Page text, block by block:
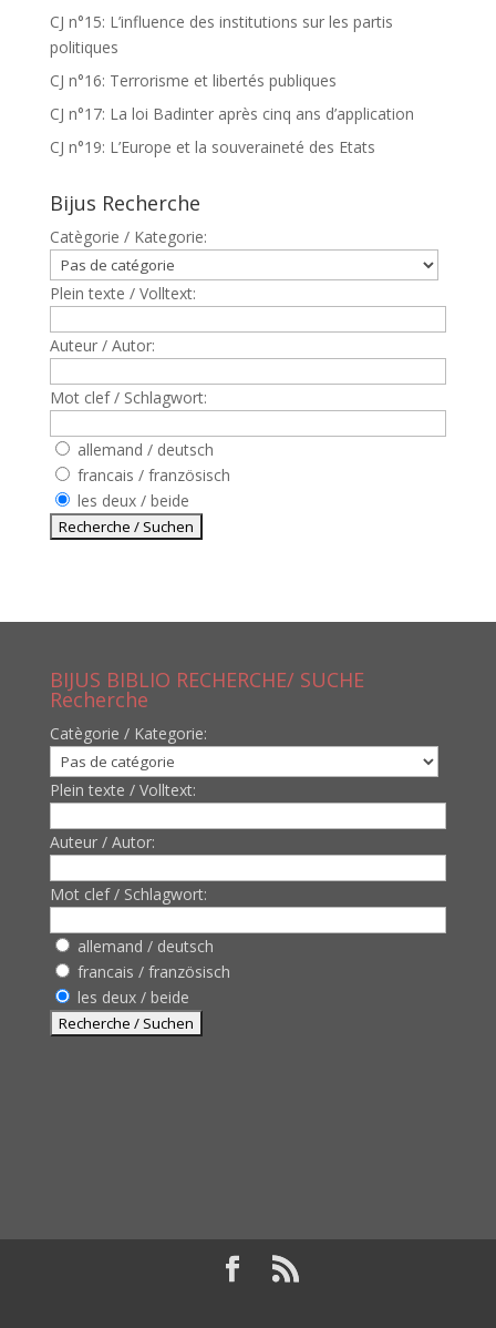
CJ n°15: L’influence des institutions sur les partis
politiques
CJ n°16: Terrorisme et libertés publiques
CJ n°17: La loi Badinter après cinq ans d’application
CJ n°19: L’Europe et la souveraineté des Etats
Bijus Recherche
Catègorie / Kategorie:
Plein texte / Volltext:
Auteur / Autor:
Mot clef / Schlagwort:
allemand / deutsch
francais / französisch
les deux / beide
BIJUS BIBLIO RECHERCHE/ SUCHE
Recherche
Catègorie / Kategorie:
Plein texte / Volltext:
Auteur / Autor:
Mot clef / Schlagwort:
allemand / deutsch
francais / französisch
les deux / beide